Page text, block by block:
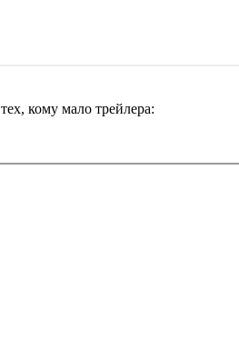
кому мало трейлера: